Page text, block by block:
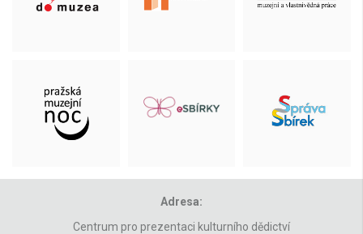
Adresa:
Centrum pro prezentaci kulturního dědictví